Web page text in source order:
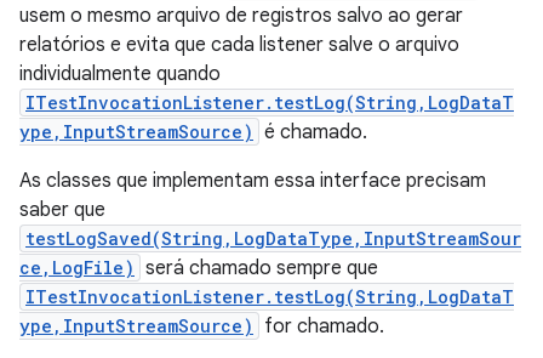
usem o mesmo arquivo de registros salvo ao gerar
relatórios e evita que cada listener salve o arquivo
individualmente quando
ITestInvocationListener.testLog(String,LogDataT
ype,InputStreamSource) é chamado.
As classes que implementam essa interface precisam
saber que
testLogSaved(String,LogDataType,InputStreamSour
ce,LogFile) será chamado sempre que
ITestInvocationListener.testLog(String,LogDataT
ype,InputStreamSource)
for chamado.